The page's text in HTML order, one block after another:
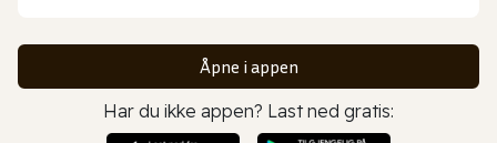
Åpne i appen
Har du ikke appen? Last ned gratis: